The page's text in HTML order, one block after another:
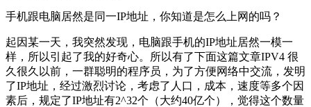
手机跟电脑居然是同一IP地址，你知道是怎么上网的吗？
起因某一天，我突然发现，电脑跟手机的IP地址居然一模一
样，所以引起了我的好奇心。所以有了下面这篇文章IPV4 很
久很久以前，一群聪明的程序员，为了方便网络中交流，发明
了IP地址，经过激烈讨论，考虑了人口，成本，速度等多个因
素后，规定了IP地址有2^32个（大约40亿个），觉得这个数量